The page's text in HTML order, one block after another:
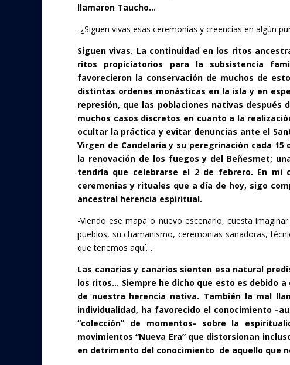
llamaron Taucho…
-¿Siguen vivas esas ceremonias y creencias en algún
Siguen vivas. La continuidad en los ritos
ritos propiciatorios para la subsistencia
favorecieron la conservación de muchos de
distintas ordenes monásticas en la isla y en
represión, que las poblaciones nativas
muchos casos discretos en cuanto a la
ocultar la práctica y evitar denuncias ante el
Virgen de Candelaria y su peregrinación cada
la renovación de los fuegos y del Beñesmet;
tendría que celebrarse el 2 de febrero. En mi
ceremonias y rituales que a día de hoy, sigo
ancestral herencia espiritual.
-Viendo ese mapa o nuevo escenario, cuesta
pueblos, su chamanismo, ceremonias sanadoras,
que tenemos aquí…
Las canarias y canarios sienten esa natural
los ritos… Siempre he dicho que esto es debido
de nuestra herencia nativa. También la mal
individualidad, ha favorecido el conocimiento
“colección” de momentos- sobre la
movimientos “Nueva Era” que distorsionan
en detrimento del conocimiento de aquello que